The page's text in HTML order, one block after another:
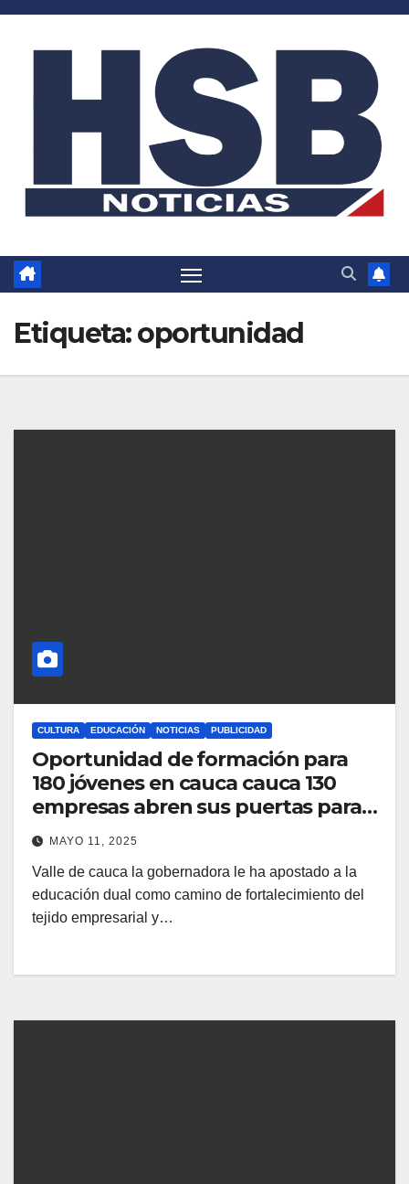
Saltar
Etiqueta:oportunidad
CULTURA EDUCACIÓN NOTICIAS PUBLICIDAD
Oportunidad de formación para
180 jóvenes en cauca cauca 130
empresas abren sus puertas para
prácticas
MAYO 11, 2025
Valle de cauca la gobernadora le ha apostado a la
educación dual como camino de fortalecimiento del
tejido empresarial y…